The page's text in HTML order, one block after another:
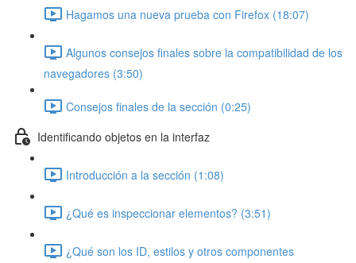
Hagamos una nueva prueba con Firefox (18:07)
Algunos consejos finales sobre la compatibilidad de los
navegadores (3:50)
Consejos finales de la sección (0:25)
Identificando objetos en la interfaz
Introducción a la sección (1:08)
¿Qué es inspeccionar elementos? (3:51)
¿Qué son los ID, estilos y otros componentes